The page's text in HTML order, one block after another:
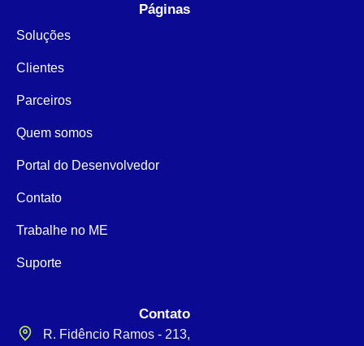
Páginas
Soluções
Clientes
Parceiros
Quem somos
Portal do Desenvolvedor
Contato
Trabalhe no ME
Suporte
Contato
R. Fidêncio Ramos - 213,